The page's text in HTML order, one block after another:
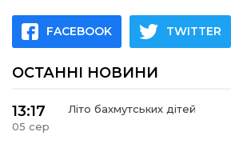
FACEBOOK TWITTER
ОСТАННІ НОВИНИ
13:17
05 сер
Літо бахмутських дітей